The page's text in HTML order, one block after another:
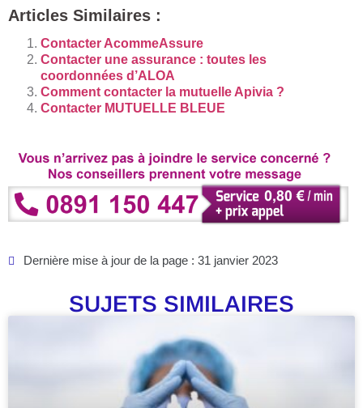
Articles Similaires :
Contacter AcommeAssure
Contacter une assurance : toutes les
coordonnées d’ALOA
Comment contacter la mutuelle Apivia ?
Contacter MUTUELLE BLEUE
Dernière mise à jour de la page : 31 janvier 2023
SUJETS SIMILAIRES